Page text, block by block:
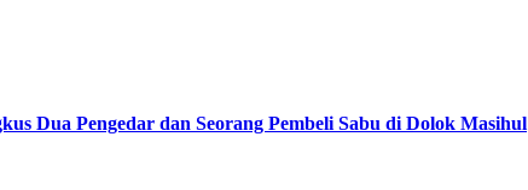
Dua Pengedar dan Seorang Pembeli Sabu di Dolok Masihul